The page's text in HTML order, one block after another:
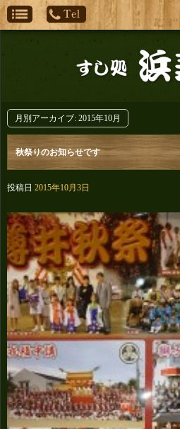
月別アーカイブ: 2015年10月
秋祭りのお知らせです
投稿日 2015年10月3日